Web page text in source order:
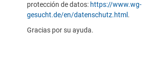
protección de datos: https://www.wg-
gesucht.de/en/datenschutz.html .
Gracias por su ayuda.